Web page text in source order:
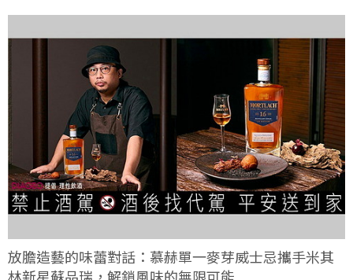
放膽造藝的味蕾對話：慕赫單一麥芽威士忌攜手米其